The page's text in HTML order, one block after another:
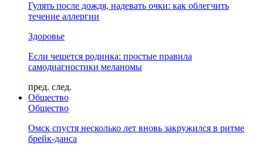
Гулять после дождя, надевать очки: как облегчить
течение аллергии
Здоровье
Если чешется родинка: простые правила
самодиагностики меланомы
пред. след.
Общество
Общество
Омск спустя несколько лет вновь закружился в ритме
брейк-данса